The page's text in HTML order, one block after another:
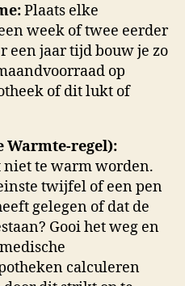
Plaats elke
week of twee eerder
een jaar tijd bouw je zo
op
of dit lukt of
Warmte-regel):
te warm worden.
twijfel of een pen
gelegen of dat de
Gooi het weg en
calculeren